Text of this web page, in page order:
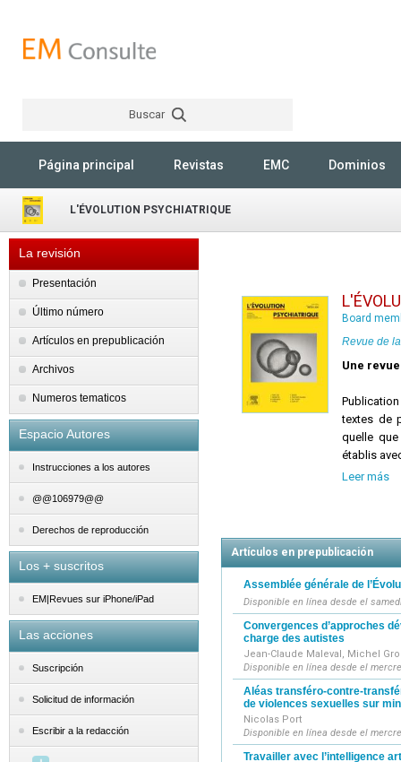
Buscar
Página principal Revistas EMC Dominios
L'ÉVOLUTION PSYCHIATRIQUE
La revisión
Presentación
Último número
Artículos en prepublicación
Archivos
Numeros tematicos
Espacio Autores
Instrucciones a los autores
@@106979@@
Derechos de reproducción
Los + suscritos
EM|Revues sur iPhone/iPad
Las acciones
Suscripción
Solicitud de información
Escribir a la redacción
Board
Revue de
Une
textes de
quelle
établis
Indexée et
Leer más
Artículos en prepublicación
Assemblée générale de
Disponible en línea desde el
Convergences d’approches
charge des autistes
Jean-Claude Maleval, Michel
Disponible en línea desde el
Aléas transféro-contre-
de violences sexuelles sur
Nicolas Port
Disponible en línea desde el
Travailler avec l’intelligence